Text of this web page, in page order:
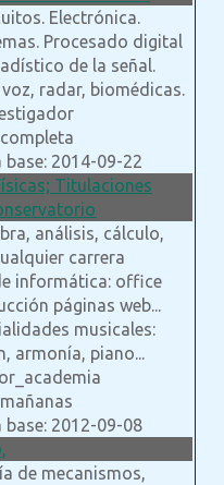
Electrónica.
Procesado digital
de la señal.
radar, biomédicas.
base: 2014-09-22
Titulaciones
análisis, cálculo,
carrera
informática: office
páginas web...
musicales:
armonía, piano...
base: 2012-09-08
de mecanismos,